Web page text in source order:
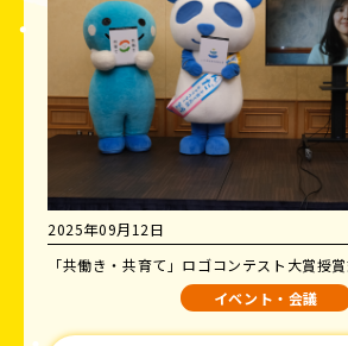
2025年09月12日
「共働き・共育て」ロゴコンテスト大賞授
イベント・会議